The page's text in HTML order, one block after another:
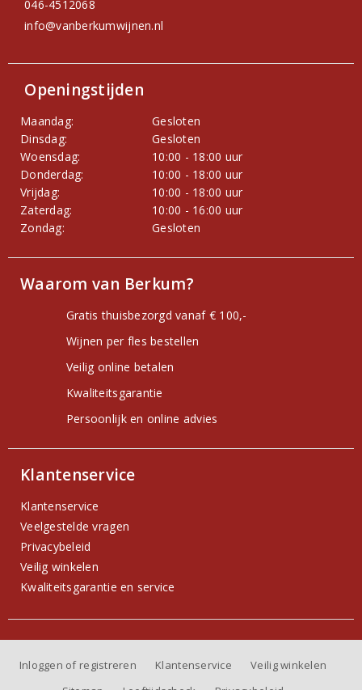
046-4512068
info@vanberkumwijnen.nl
Openingstijden
Maandag:
Gesloten
Dinsdag:
Gesloten
Woensdag:
10:00 - 18:00 uur
Donderdag:
10:00 - 18:00 uur
Vrijdag:
10:00 - 18:00 uur
Zaterdag:
10:00 - 16:00 uur
Zondag:
Gesloten
Waarom van Berkum?
Gratis thuisbezorgd vanaf € 100,-
Wijnen per fles bestellen
Veilig online betalen
Kwaliteitsgarantie
Persoonlijk en online advies
Klantenservice
Klantenservice
Veelgestelde vragen
Privacybeleid
Veilig winkelen
Kwaliteitsgarantie en service
Inloggen of registreren Klantenservice
Veilig winkelen